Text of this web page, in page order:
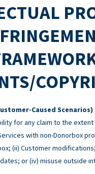
Caused Scenarios)
for any claim to the extent
with non-Donorbox
(ii) Customer
or (iv) misuse outside